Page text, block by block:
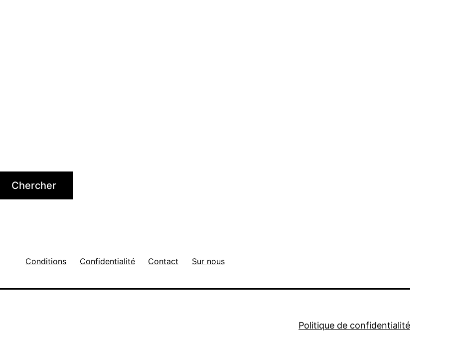
Chercher
Conditions Confidentialité Contact Sur nous
Politique de confidentialité